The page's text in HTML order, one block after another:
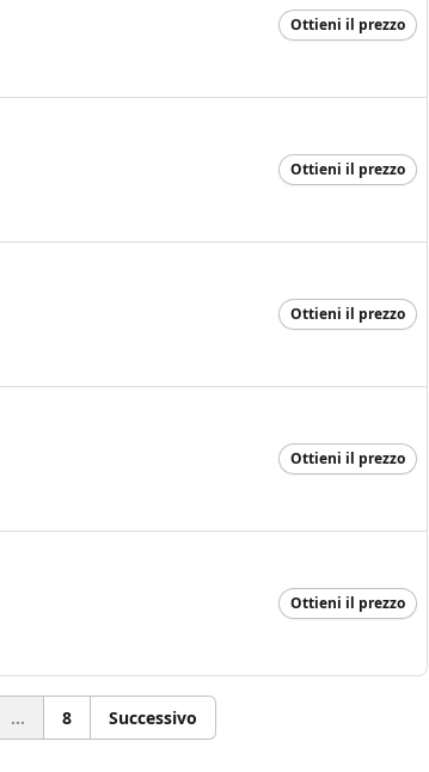
Ottieni il prezzo
Ottieni il prezzo
Ottieni il prezzo
Ottieni il prezzo
Ottieni il prezzo
... 8 Successivo